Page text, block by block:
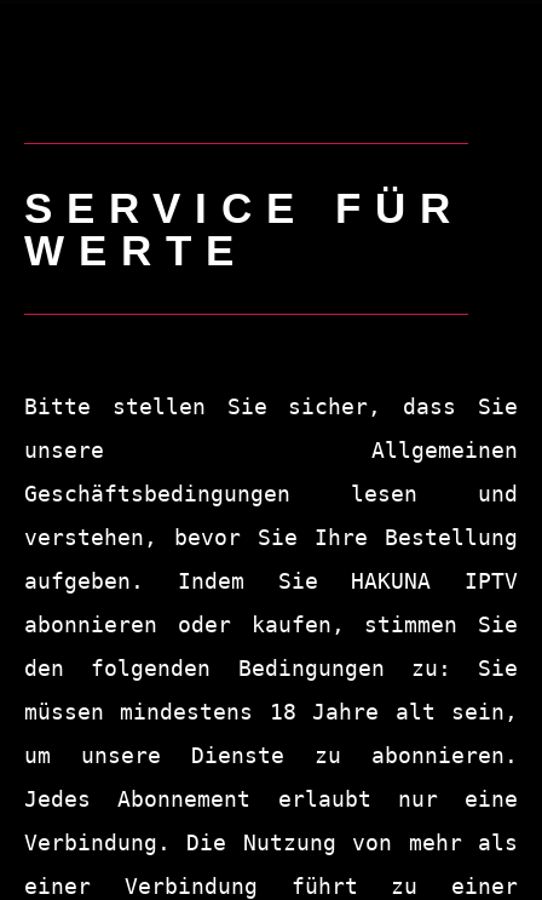
SERVICE FÜR
WERTE
Bitte stellen Sie sicher, dass Sie
unsere Allgemeinen
Geschäftsbedingungen lesen und
verstehen, bevor Sie Ihre Bestellung
aufgeben. Indem Sie HAKUNA IPTV
abonnieren oder kaufen, stimmen Sie
den folgenden Bedingungen zu: Sie
müssen mindestens 18 Jahre alt sein,
um unsere Dienste zu abonnieren.
Jedes Abonnement erlaubt nur eine
Verbindung. Die Nutzung von mehr als
einer Verbindung führt zu einer